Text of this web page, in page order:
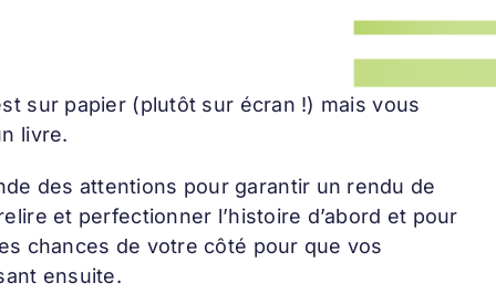
sur papier (plutôt sur écran !) mais vous
livre.
des attentions pour garantir un rendu de
et perfectionner l’histoire d’abord et pour
chances de votre côté pour que vos
ensuite.